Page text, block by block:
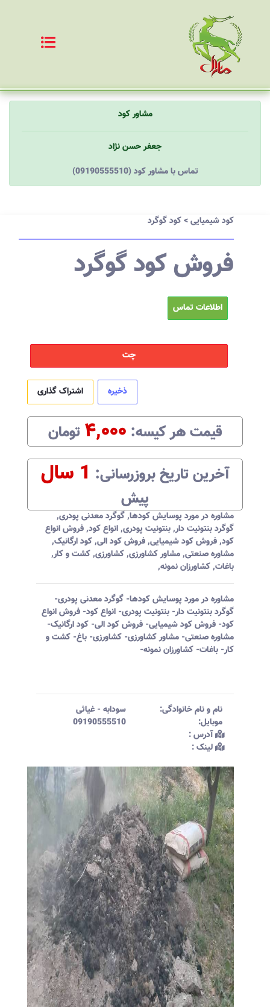
مشاور کود
جعفر حسن نژاد
(09190555510) تماس با مشاور کود
کود شیمیایی>کود گوگرد
فروش کود گوگرد
اطلاعات تماس
چت
ذخیره اشتراک گذاری
قیمت هرکیسه:‌ ۴,۰۰۰ تومان
آخرین تاریخ بروزرسانی:‌ 1 سال
پیش
مشاوره در مورد پوسایش کودها,گوگرد معدنی پودری,
گوگرد بنتونیت دار,بنتونیت پودری,انواع کود,فروش انواع
کود,فروش کود شیمیایی,فروش کود الی,کود ارگانیک,
مشاوره صنعتی,مشاور کشاورزی,کشاورزی,کشت و کار,
باغات,کشاورزان نمونه,
مشاوره در مورد پوسایش کودها- گوگرد معدنی پودری-
گوگرد بنتونیت دار- بنتونیت پودری- انواع کود- فروش انواع
کود- فروش کود شیمیایی- فروش کود الی- کود ارگانیک-
مشاوره صنعتی- مشاور کشاورزی- کشاورزی- باغ- کشت و
کار- باغات- کشاورزان نمونه-
نام و نام خانوادگی:‌ سودابه - غیاثی
موبایل:‌
09190555510
آدرس :‌
لینک :‌